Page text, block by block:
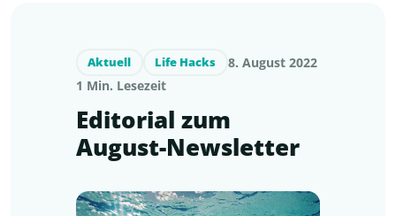
Aktuell Life Hacks
8. August 2022
1 Min. Lesezeit
Editorial zum
August-Newsletter